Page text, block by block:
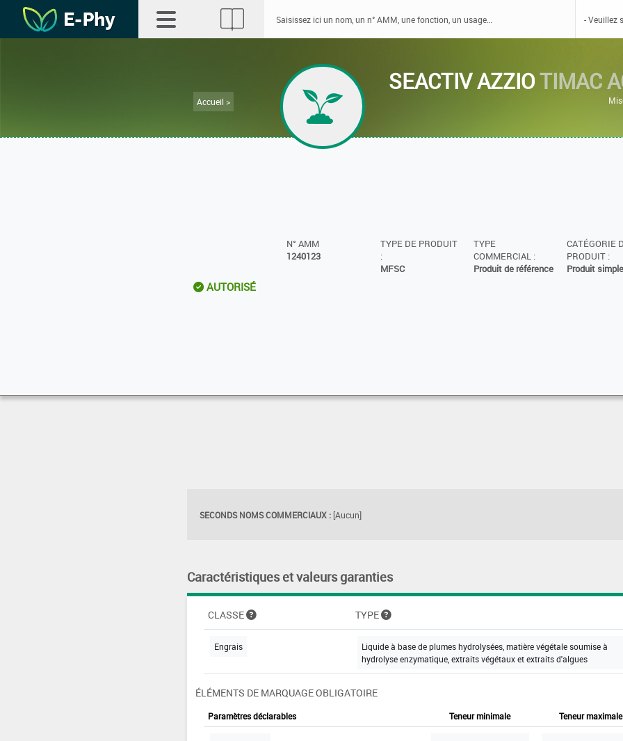
Accueil >
SEACTIV AZZIOTIMAC
N° AMM
1240123
TYPE DE PRODUIT
:
MFSC
TYPE
COMMERCIAL :
Produit de référence
CATÉGORIE
PRODUIT :
Produit
AUTORISÉ
SECONDS NOMS COMMERCIAUX : [Aucun]
Caractéristiques et valeurs garanties
CLASSE TYPE
Engrais
Liquide à base de plumes hydrolysées, matière végétale soumise à
hydrolyse enzymatique, extraits végétaux et extraits d'algues
ÉLÉMENTS DE MARQUAGE OBLIGATOIRE
Paramètres déclarables Teneur minimale Teneur maximale